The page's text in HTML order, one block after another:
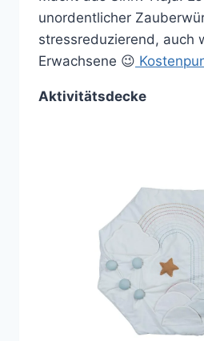
unordentlicher
stressreduzierend, auch
Erwachsene 😉
Aktivitätsdecke